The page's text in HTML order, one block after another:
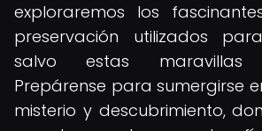
exploraremos los
preservación utilizados
salvo estas maravillas
Prepárense para sumergirse
misterio y descubrimiento,